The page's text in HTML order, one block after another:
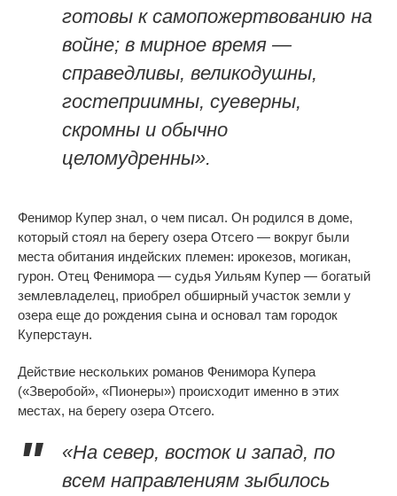
готовы к самопожертвованию на
войне; в мирное время —
справедливы, великодушны,
гостеприимны, суеверны,
скромны и обычно
целомудренны».
Фенимор Купер знал, о чем писал. Он родился в доме,
который стоял на берегу озера Отсего — вокруг были
места обитания индейских племен: ирокезов, могикан,
гурон. Отец Фенимора — судья Уильям Купер — богатый
землевладелец, приобрел обширный участок земли у
озера еще до рождения сына и основал там городок
Куперстаун.
Действие нескольких романов Фенимора Купера
(«Зверобой», «Пионеры») происходит именно в этих
местах, на берегу озера Отсего.
«На север, восток и запад, по
всем направлениям зыбилось